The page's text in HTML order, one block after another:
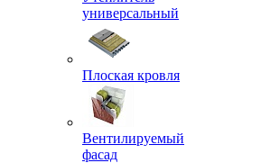
универсальный
Плоская кровля
Вентилируемый
фасад